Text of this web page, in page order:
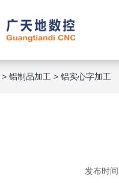
> 铝制品加工 > 铝实心字加工
发布时